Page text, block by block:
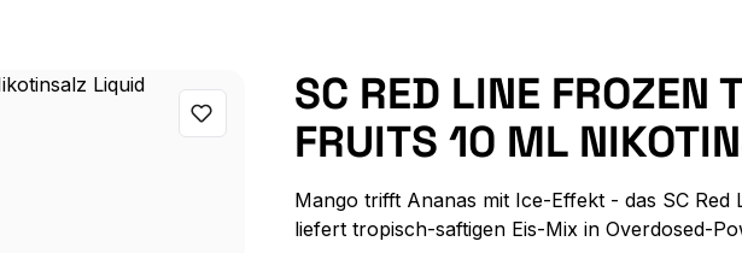
SC RED LINE FROZEN
FRUITS 10 ML
Mango trifft Ananas mit Ice-Effekt - das SC Red
liefert tropisch-saftigen Eis-Mix in Overdosed-